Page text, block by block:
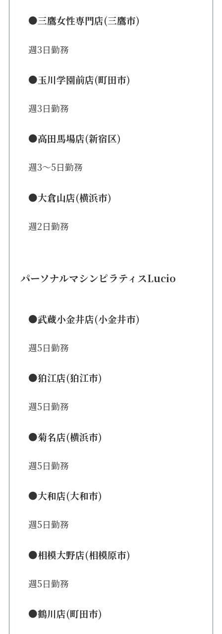
●三鷹女性専門店(三鷹市)
週3日勤務
●玉川学園前店(町田市)
週3日勤務
●高田馬場店(新宿区)
週3〜5日勤務
●大倉山店(横浜市)
週2日勤務
パーソナルマシンピラティスLucio
●武蔵小金井店(小金井市)
週5日勤務
●狛江店(狛江市)
週5日勤務
●菊名店(横浜市)
週5日勤務
●大和店(大和市)
週5日勤務
●相模大野店(相模原市)
週5日勤務
●鶴川店(町田市)